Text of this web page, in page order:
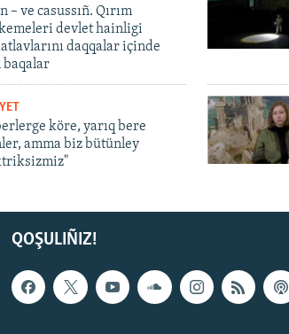
– ve casussıñ. Qırım
devlet hainligi
daqqalar içinde
baqalar
köre, yarıq bere
amma biz bütünley
QOŞULIÑIZ!